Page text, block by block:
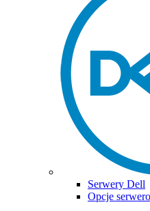
Serwery Dell
Opcje